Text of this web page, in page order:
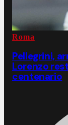
Roma
Pellegrini,
Lorenzo
centenario